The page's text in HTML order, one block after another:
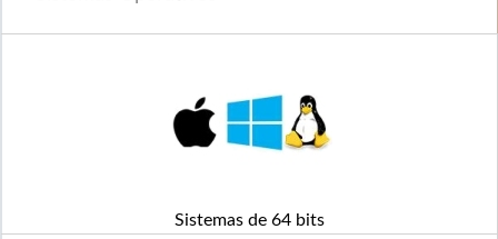
Sistemas de 64 bits